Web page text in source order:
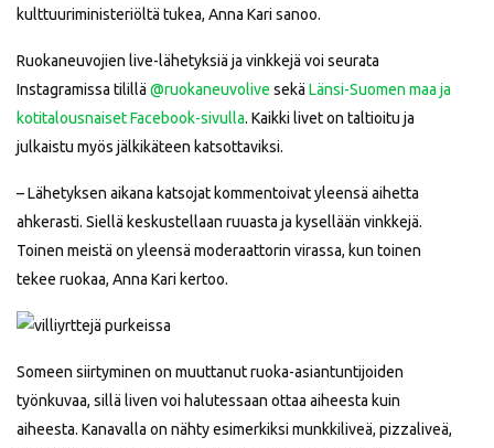
kulttuuriministeriöltä tukea, Anna Kari sanoo.
Ruokaneuvojien live-lähetyksiä ja vinkkejä voi seurata
Instagramissa tilillä @ruokaneuvolive sekä Länsi-Suomen maa ja
kotitalousnaiset Facebook-sivulla. Kaikki livet on taltioitu ja
julkaistu myös jälkikäteen katsottaviksi.
– Lähetyksen aikana katsojat kommentoivat yleensä aihetta
ahkerasti. Siellä keskustellaan ruuasta ja kysellään vinkkejä.
Toinen meistä on yleensä moderaattorin virassa, kun toinen
tekee ruokaa, Anna Kari kertoo.
Someen siirtyminen on muuttanut ruoka-asiantuntijoiden
työnkuvaa, sillä liven voi halutessaan ottaa aiheesta kuin
aiheesta. Kanavalla on nähty esimerkiksi munkkiliveä, pizzaliveä,